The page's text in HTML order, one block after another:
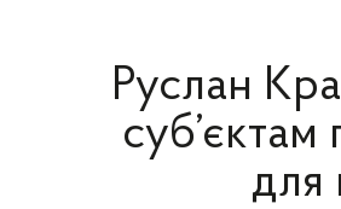
Руслан
для